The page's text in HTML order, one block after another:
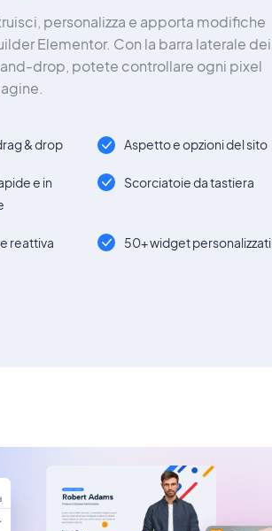
personalizza e apporta modifiche
Elementor. Con la barra laterale dei
drop, potete controllare ogni pixel
& drop Aspetto e opzioni del sito
e in
Scorciatoie da tastiera
reattiva 50+ widget personalizzati